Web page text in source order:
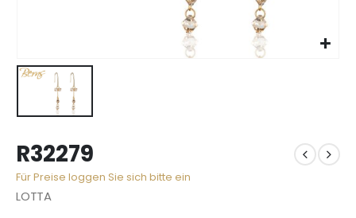
R32279
Für Preise loggen Sie sich bitte ein
LOTTA